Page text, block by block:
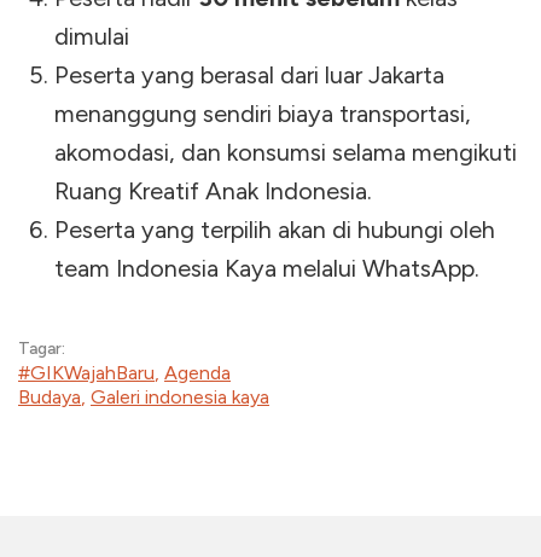
dimulai
Peserta yang berasal dari luar Jakarta
menanggung sendiri biaya transportasi,
akomodasi, dan konsumsi selama mengikuti
Ruang Kreatif Anak Indonesia.
Peserta yang terpilih akan di hubungi oleh
team Indonesia Kaya melalui WhatsApp.
Tagar:
#GIKWajahBaru, Agenda
Budaya, Galeri indonesia kaya